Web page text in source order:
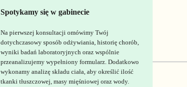
Spotykamy się w gabinecie
Na pierwszej konsultacji omówimy Twój
dotychczasowy sposób odżywiania, historię chorób,
wyniki badań laboratoryjnych oraz wspólnie
przeanalizujemy wypełniony formularz. Dodatkowo
wykonamy analizę składu ciała, aby określić ilość
tkanki tłuszczowej, masy mięśniowej oraz wody.